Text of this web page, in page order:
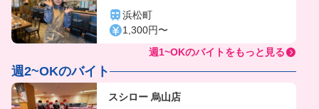
「gc5804」
浜松町
1,300円〜
週1~OKのバイトをもっと見る
週2~OKのバイト
スシロー 烏山店